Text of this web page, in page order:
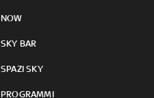
NOW
SKY BAR
SPAZI SKY
PROGRAMMI